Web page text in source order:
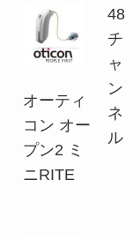
オーティ
コン オー
プン2 ミ
ニRITE
48
チ
ャ
ン
ネ
ル